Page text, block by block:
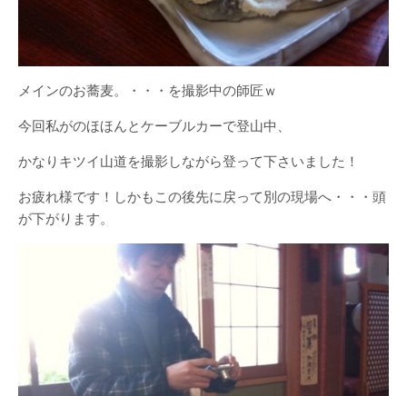
メインのお蕎麦。・・・を撮影中の師匠ｗ
今回私がのほほんとケーブルカーで登山中、
かなりキツイ山道を撮影しながら登って下さいました！
お疲れ様です！しかもこの後先に戻って別の現場へ・・・頭
が下がります。